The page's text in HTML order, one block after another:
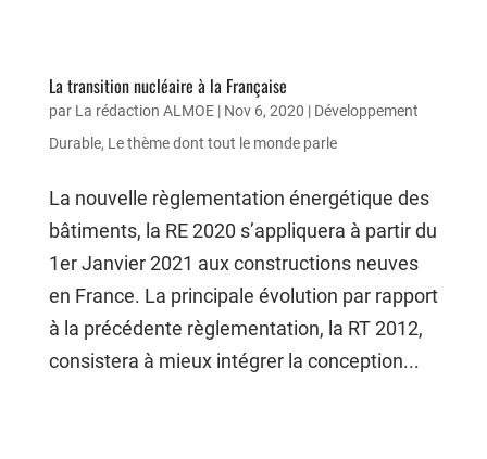
La transition nucléaire à la Française
par La rédaction ALMOE| Nov 6, 2020 | Développement
Durable, Le thème dont tout le monde parle
La nouvelle règlementation énergétique des
bâtiments, la RE 2020 s’appliquera à partir du
1er Janvier 2021 aux constructions neuves
en France. La principale évolution par rapport
à la précédente règlementation, la RT 2012,
consistera à mieux intégrer la conception...